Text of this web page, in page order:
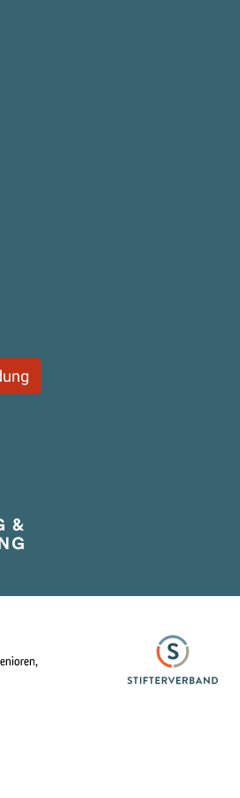
Familie, Senioren, Frauen und Jugend
Stifterverband